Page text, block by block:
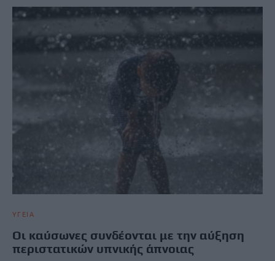
ΥΓΕΙΑ
Οι καύσωνες συνδέονται με την αύξηση
περιστατικών υπνικής άπνοιας